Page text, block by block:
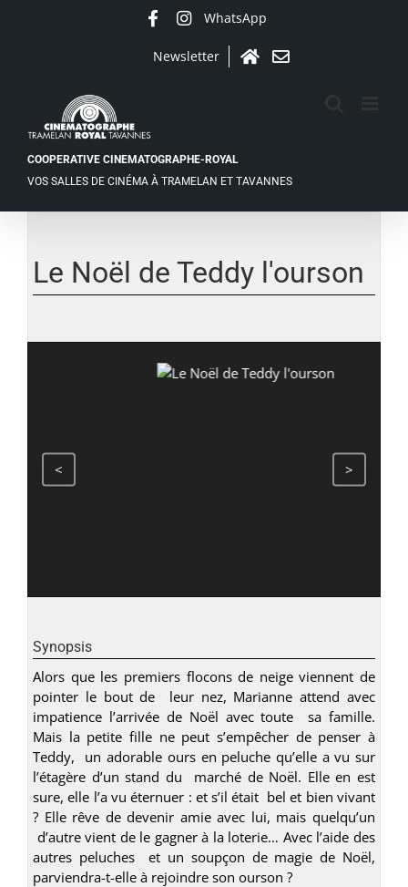
WhatsApp
Newsletter
AccueilContact
COOPERATIVE CINEMATOGRAPHE-ROYAL
VOS SALLES DE CINÉMA À TRAMELAN ET TAVANNES
agrandie
Le Noël de Teddy l'ourson
< >
Synopsis
Alors que les premiers flocons de neige viennent de
pointer le bout de leur nez, Marianne attend avec
impatience l’arrivée de Noël avec toute sa famille.
Mais la petite fille ne peut s’empêcher de penser à
Teddy, un adorable ours en peluche qu’elle a vu sur
l’étagère d’un stand du marché de Noël. Elle en est
sure, elle l’a vu éternuer : et s’il était bel et bien vivant
? Elle rêve de devenir amie avec lui, mais quelqu’un
d’autre vient de le gagner à la loterie… Avec l’aide des
autres peluches et un soupçon de magie de Noël,
parviendra-t-elle à rejoindre son ourson ?